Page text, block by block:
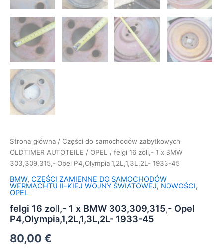
Strona główna / Części do samochodów zabytkowych
OLDTIMER AUTOTEILE / OPEL / felgi 16 zoll,- 1 x BMW
303,309,315,- Opel P4,Olympia,1,2L,1,3L,2L- 1933-45
BMW, CZĘŚCI ZAMIENNE DO SAMOCHODÓW
WERMACHTU II-KIEJ WOJNY ŚWIATOWEJ, NOWOŚCI,
OPEL
felgi 16 zoll,- 1 x BMW 303,309,315,- Opel
P4,Olympia,1,2L,1,3L,2L- 1933-45
80,00 €